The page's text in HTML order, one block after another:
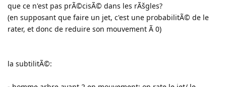
que ce n'est pas prÃ©cisÃ© dans les rÃšgles?
(en supposant que faire un jet, c'est une probabilitÃ© de le
rater, et donc de reduire son mouvement Ã 0)
la subtilitÃ©: